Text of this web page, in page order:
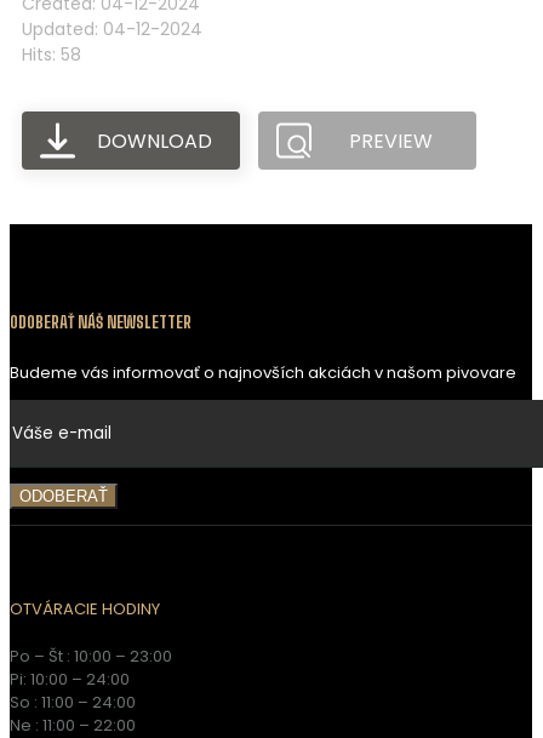
Updated: 04-12-2024
Hits: 58
DOWNLOAD PREVIEW
ODOBERAŤ NÁŠ NEWSLETTER
Budeme vás informovať o najnovších akciách v našom pivovare
OTVÁRACIE HODINY
Po – Št : 10:00 – 23:00
Pi: 10:00 – 24:00
So : 11:00 – 24:00
Ne : 11:00 – 22:00